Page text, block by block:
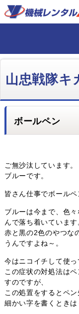
山忠戦隊キ
ボールペン
ご無沙汰しています。
ブルーです。
皆さん仕事でボール
ブルーは今まで、色
んで落ち着いています
赤と黒の2色のやつな
うんですよね～。
今はニコイチして使
この症状の対処法は
すのですが、
この処置をするとペン
細かい字を書くときは